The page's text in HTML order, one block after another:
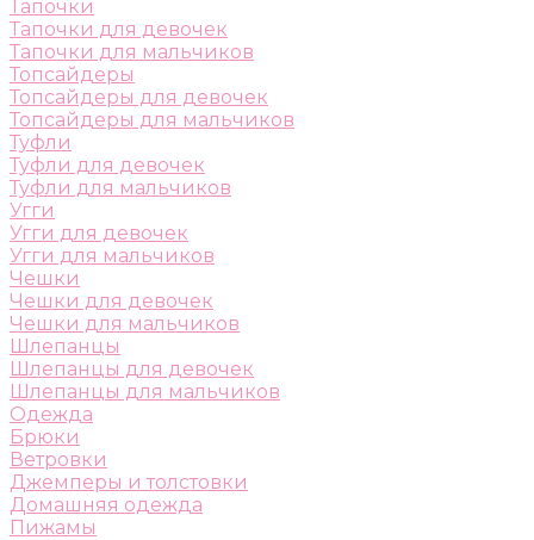
Тапочки
Тапочки для девочек
Тапочки для мальчиков
Топсайдеры
Топсайдеры для девочек
Топсайдеры для мальчиков
Туфли
Туфли для девочек
Туфли для мальчиков
Угги
Угги для девочек
Угги для мальчиков
Чешки
Чешки для девочек
Чешки для мальчиков
Шлепанцы
Шлепанцы для девочек
Шлепанцы для мальчиков
Одежда
Брюки
Ветровки
Джемперы и толстовки
Домашняя одежда
Пижамы